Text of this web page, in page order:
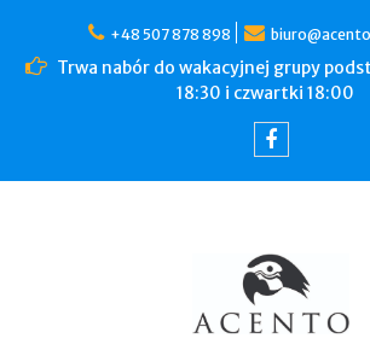
+48 507 878 898
Trwa nabór do wakacyjnej grupy
18:30 i czwartki 18:00